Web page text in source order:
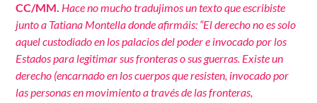
CC/MM. Hace no mucho tradujimosun texto que escribiste
junto a Tatiana Montelladonde afirmáis: “El derecho no es solo
aquel custodiado en los palacios del poder e invocado por los
Estados para legitimar sus fronteras o sus guerras. Existe un
derecho (encarnado en los cuerpos que resisten, invocado por
las personas en movimiento a través de las fronteras,